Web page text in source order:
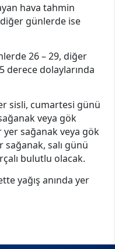
hava tahmin
günlerde ise
26 – 29, diğer
derece dolaylarında
sisli, cumartesi günü
veya gök
sağanak veya gök
salı günü
bulutlu olacak.
yağış anında yer